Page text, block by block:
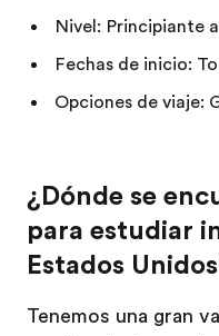
Nivel: Principiante
Fechas de inicio:
Opciones de viaje:
¿Dónde se
para estudiar
Estados
Tenemos una gran